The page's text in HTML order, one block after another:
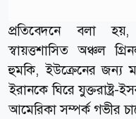
প্রতিবেদনে বলা হয়,
স্বায়ত্তশাসিত অঞ্চল
হুমকি, ইউক্রেনের জন্য
ইরানকে ঘিরে
আমেরিকা সম্পর্ক গভীর